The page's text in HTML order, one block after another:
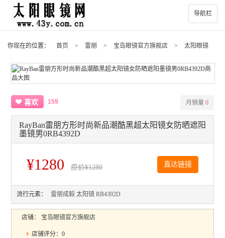
导航栏
你现在的位置： 首页 > 雷朋 > 宝岛眼镜官方旗舰店 > 太阳眼镜
喜欢 159 月销量 0
RayBan雷朋方形时尚新品潮酷黑超太阳镜女防晒遮阳
墨镜男0RB4392D
¥1280 原价¥1280 直达链接
流行元素： 雷朋成毅 太阳镜 RB4392D
店铺： 宝岛眼镜官方旗舰店
店铺评分：0